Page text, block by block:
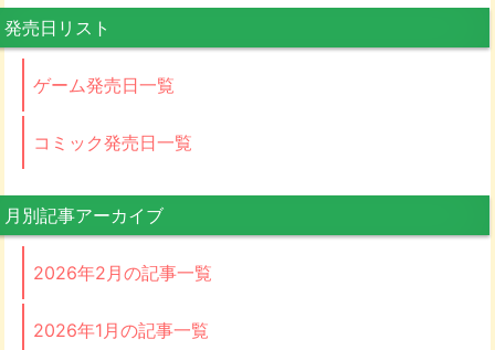
発売日リスト
ゲーム発売日一覧
コミック発売日一覧
月別記事アーカイブ
2026年2月の記事一覧
2026年1月の記事一覧